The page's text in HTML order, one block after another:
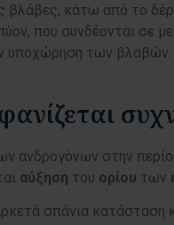
βλάβες, κάτω από το
που συνδέονται σε
υποχώρηση των βλαβών.
ανδρογόνων στην
αύξηση του ορίου των
σπάνια